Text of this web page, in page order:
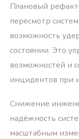
Плановый
пересмотр
возможность
состоянии. Это
возможностей и
инцидентов при
Снижение
надёжность
масштабным